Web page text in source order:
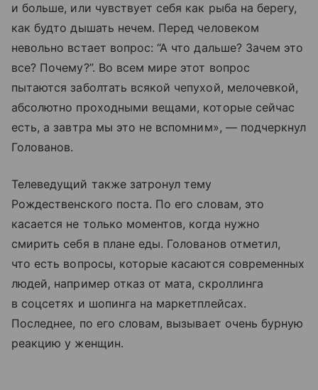
и больше, или чувствует себя как рыба на берегу,
как будто дышать нечем. Перед человеком
невольно встает вопрос: “А что дальше? Зачем это
все? Почему?”. Во всем мире этот вопрос
пытаются заболтать всякой чепухой, мелочевкой,
абсолютно проходными вещами, которые сейчас
есть, а завтра мы это не вспомним», — подчеркнул
Голованов.
Телеведущий также затронул тему
Рождественского поста. По его словам, это
касается не только моментов, когда нужно
смирить себя в плане еды. Голованов отметил,
что есть вопросы, которые касаются современных
людей, например отказ от мата, скроллинга
в соцсетях и шопинга на маркетплейсах.
Последнее, по его словам, вызывает очень бурную
реакцию у женщин.